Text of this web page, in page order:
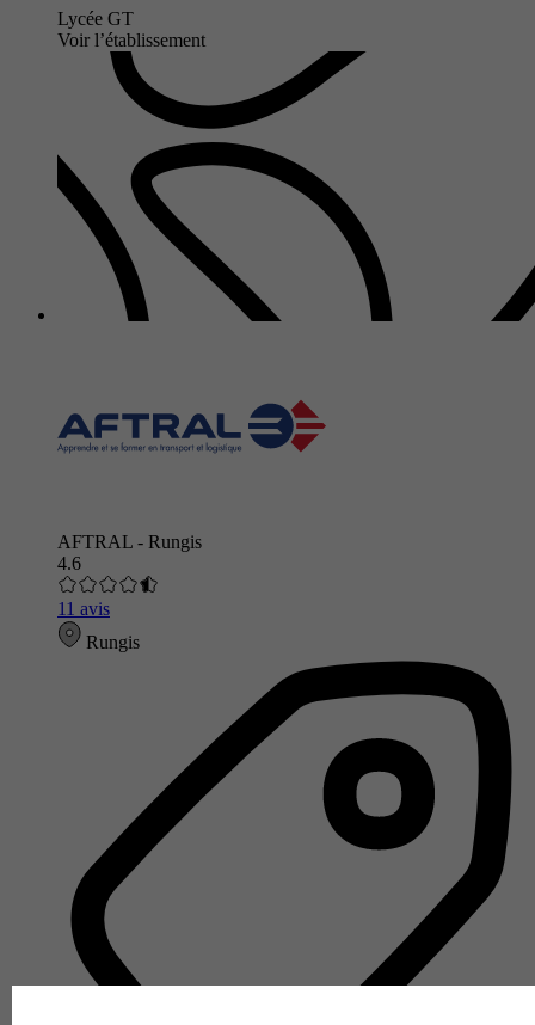
Lycée GT
Voir l’établissement
AFTRAL - Rungis
4.6
11 avis
Rungis